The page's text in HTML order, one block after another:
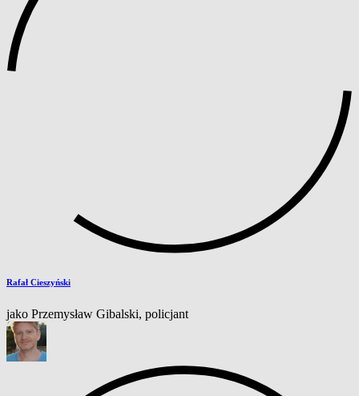
Rafał Cieszyński
jako Przemysław Gibalski, policjant